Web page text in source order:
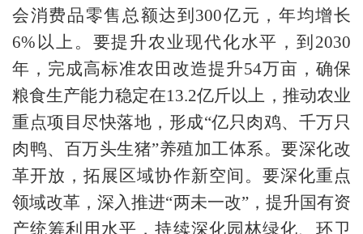
会消费品零售总额达到300亿元，年均增长
6%以上。要提升农业现代化水平，到2030
年，完成高标准农田改造提升54万亩，确保
粮食生产能力稳定在13.2亿斤以上，推动农业
重点项目尽快落地，形成“亿只肉鸡、千万只
肉鸭、百万头生猪”养殖加工体系。要深化改
革开放，拓展区域协作新空间。要深化重点
领域改革，深入推进“两未一改”，提升国有资
产统筹利用水平，持续深化园林绿化、环卫